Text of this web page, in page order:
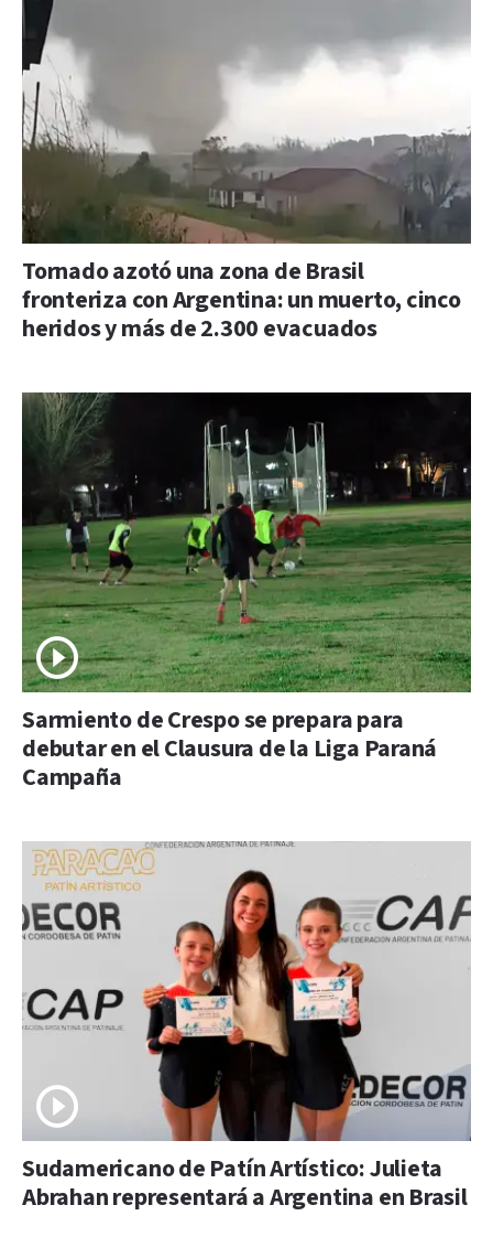
Tornado azotó una zona de Brasil
fronteriza con Argentina: un muerto, cinco
heridos y más de 2.300 evacuados
Sarmiento de Crespo se prepara para
debutar en el Clausura de la Liga Paraná
Campaña
Sudamericano de Patín Artístico: Julieta
Abrahan representará a Argentina en Brasil